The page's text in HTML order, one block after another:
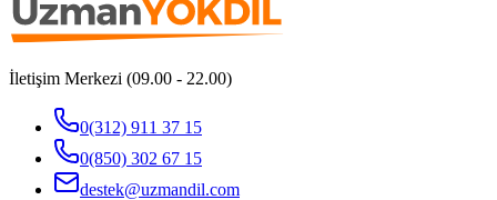
İletişim Merkezi (09.00 - 22.00)
0(312) 911 37 15
0(850) 302 67 15
destek@uzmandil.com